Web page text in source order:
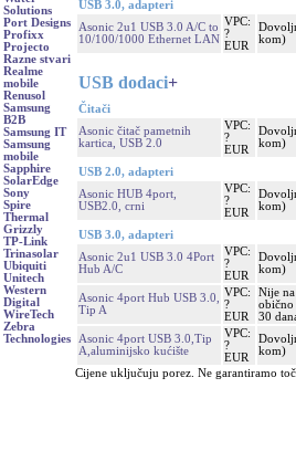
Solutions
Port Designs
Profixx
Projecto
Razne stvari
Realme
mobile
Renusol
Samsung
B2B
Samsung IT
Samsung
mobile
Sapphire
SolarEdge
Sony
Spire
Thermal
Grizzly
TP-Link
Trinasolar
Ubiquiti
Unitech
Western
Digital
WireTech
Zebra
Technologies
USB 3.0, adapteri
Asonic 2u1 USB 3.0 A/C to
10/100/1000 Ethernet LAN
VPC:
?
EUR
kom)
USB dodaci+
Čitači
Asonic čitač pametnih
kartica, USB 2.0
VPC:
?
EUR
kom)
USB 2.0, adapteri
Asonic HUB 4port,
USB2.0, crni
VPC:
?
EUR
kom)
USB 3.0, adapteri
Asonic 2u1 USB 3.0 4Port
Hub A/C
VPC:
?
EUR
kom)
Asonic 4port Hub USB 3.0,
Tip A
VPC:
?
EUR
Nije na
obično
30
Asonic 4port USB 3.0,Tip
A,aluminijsko kućište
VPC:
?
EUR
kom)
Cijene uključuju porez. Ne garantiramo